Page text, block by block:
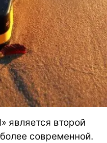
является второй
современной.